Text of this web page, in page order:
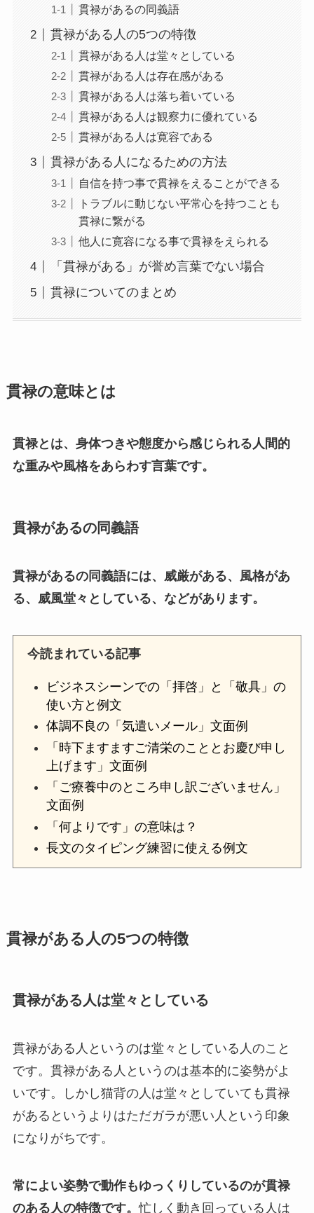
貫禄があるの同義語
貫禄がある人の5つの特徴
貫禄がある人は堂々としている
貫禄がある人は存在感がある
貫禄がある人は落ち着いている
貫禄がある人は観察力に優れている
貫禄がある人は寛容である
貫禄がある人になるための方法
自信を持つ事で貫禄をえることができる
トラブルに動じない平常心を持つことも
貫禄に繋がる
他人に寛容になる事で貫禄をえられる
「貫禄がある」が誉め言葉でない場合
貫禄についてのまとめ
貫禄の意味とは
貫禄とは、身体つきや態度から感じられる人間的
な重みや風格をあらわす言葉です。
貫禄があるの同義語
貫禄があるの同義語には、威厳がある、風格があ
る、威風堂々としている、などがあります。
今読まれている記事
ビジネスシーンでの「拝啓」と「敬具」の
使い方と例文
体調不良の「気遣いメール」文面例
「時下ますますご清栄のこととお慶び申し
上げます」文面例
「ご療養中のところ申し訳ございません」
文面例
「何よりです」の意味は？
長文のタイピング練習に使える例文
貫禄がある人の5つの特徴
貫禄がある人は堂々としている
貫禄がある人というのは堂々としている人のこと
です。貫禄がある人というのは基本的に姿勢がよ
いです。しかし猫背の人は堂々としていても貫禄
があるというよりはただガラが悪い人という印象
になりがちです。
常によい姿勢で動作もゆっくりしているのが貫禄
のある人の特徴です。忙しく動き回っている人は